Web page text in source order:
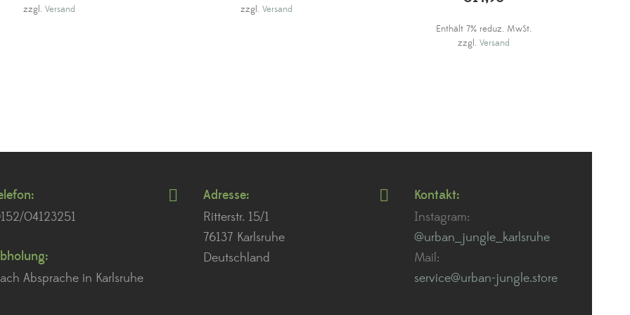
zzgl. Versand
zzgl. Versand
Enthält 7% reduz. MwSt.
zzgl. Versand
04123251
Absprache in Karlsruhe
Adresse:
Ritterstr. 15/1
76137 Karlsruhe
Deutschland
Kontakt:
Instagram:
@urban_jungle_karlsruhe
Mail:
service@urban-jungle.store